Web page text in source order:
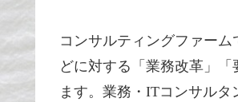
コンサルティングファー
どに対する「業務改革」
ます。業務・ITコンサルタ